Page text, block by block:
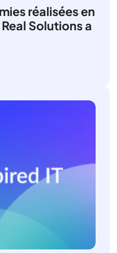
réalisées en
Solutions a